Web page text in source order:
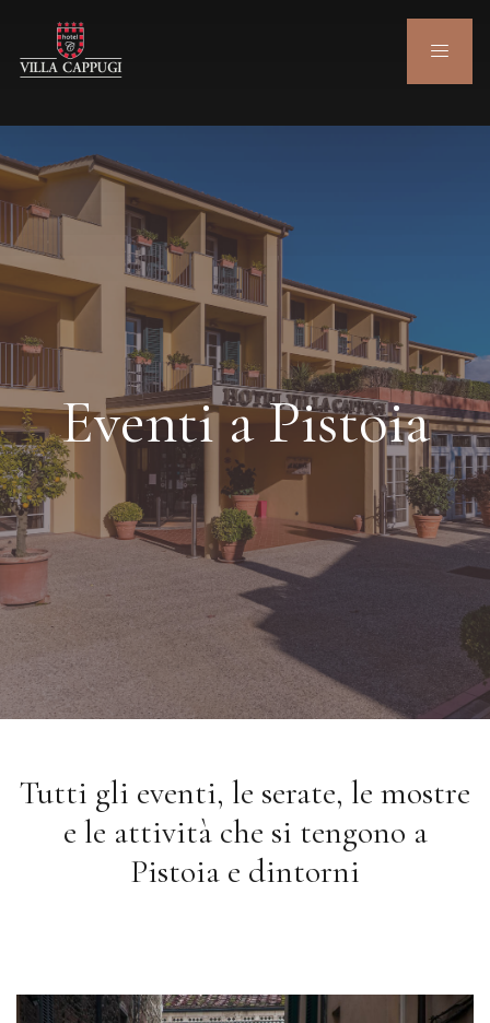
Eventi a Pistoia
Tutti gli eventi, le serate, le mostre
e le attività che si tengono a
Pistoia e dintorni